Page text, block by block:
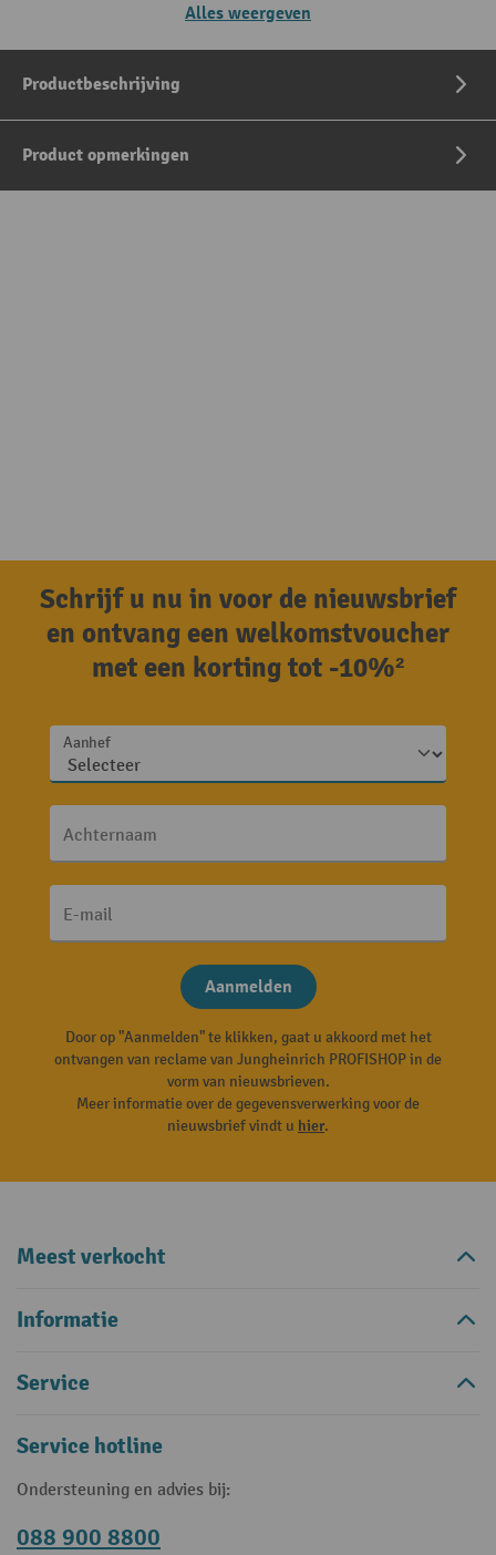
Alles weergeven
Productbeschrijving
Product opmerkingen
Schrijf u nu in voor de nieuwsbrief
en ontvang een welkomstvoucher
met een korting tot -10%²
Aanhef
Achternaam
E-mail
Aanmelden
Door op "Aanmelden" te klikken, gaat u akkoord met het
ontvangen van reclame van Jungheinrich PROFISHOP in de
vorm van nieuwsbrieven.
Meer informatie over de gegevensverwerking voor de
nieuwsbrief vindt u hier.
Meest verkocht
Informatie
Service
Service hotline
Ondersteuning en advies bij:
088 900 8800